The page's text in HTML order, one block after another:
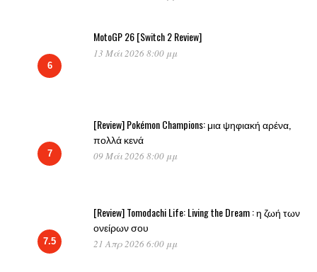
6
MotoGP 26 [Switch 2 Review]
13 Μάι 2026 8:00 μμ
7
[Review] Pokémon Champions: μια ψηφιακή αρένα,
πολλά κενά
09 Μάι 2026 8:00 μμ
7.5
[Review] Tomodachi Life: Living the Dream : η ζωή των
ονείρων σου
21 Απρ 2026 6:00 μμ